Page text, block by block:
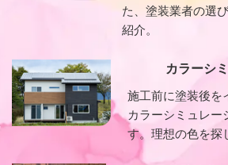
た、塗装業者の選
紹介。
カラーシ
施工前に塗装後を
カラーシミュレー
す。理想の色を探